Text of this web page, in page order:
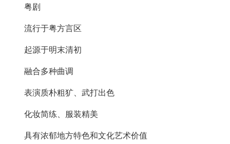
粤剧
流行于粤方言区
起源于明末清初
融合多种曲调
表演质朴粗犷、武打出色
化妆简练、服装精美
具有浓郁地方特色和文化艺术价值